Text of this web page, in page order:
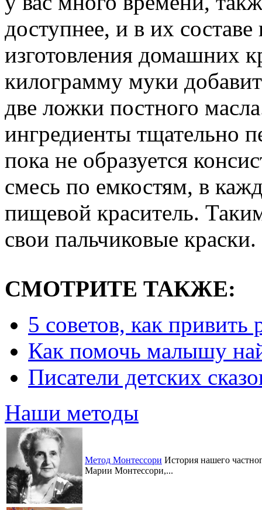
доступнее, и в их
изготовления домашних
килограмму муки
две ложки постного
ингредиенты тщательно
пока не образуется
смесь по емкостям, в
пищевой краситель.
свои пальчиковые краски.
СМОТРИТЕ ТАКЖЕ:
5 советов, как
Как помочь малышу
Писатели детских
Наши методы
Метод Монтессори История нашего
Марии Монтессори,...